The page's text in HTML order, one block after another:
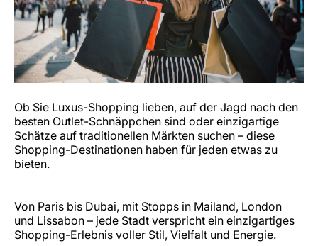
Ob Sie Luxus-Shopping lieben, auf der Jagd nach den
besten Outlet-Schnäppchen sind oder einzigartige
Schätze auf traditionellen Märkten suchen – diese
Shopping-Destinationen haben für jeden etwas zu
bieten.
Von Paris bis Dubai, mit Stopps in Mailand, London
und Lissabon – jede Stadt verspricht ein einzigartiges
Shopping-Erlebnis voller Stil, Vielfalt und Energie.